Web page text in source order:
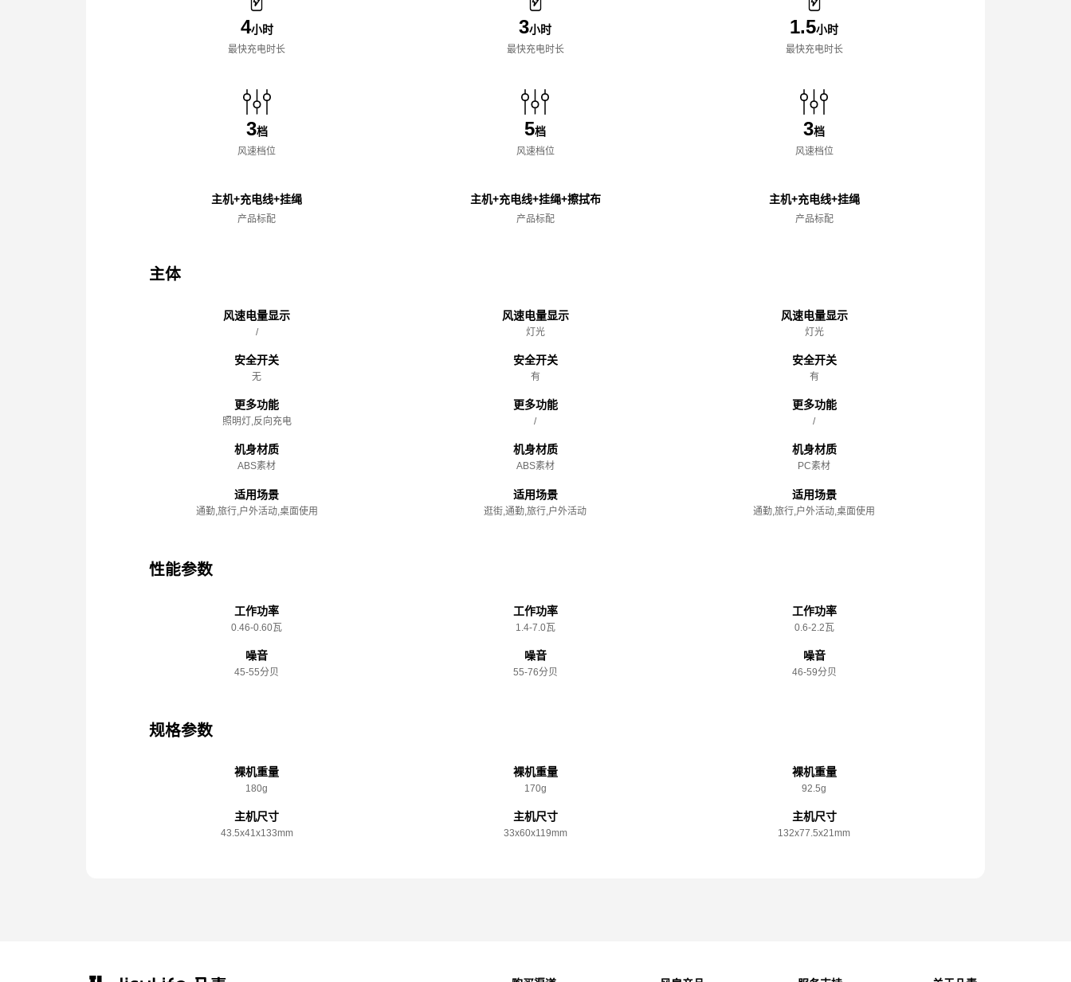
4小时
最快充电时长
3档
风速档位
主机+充电线+挂绳
产品标配
主体
风速电量显示
/
安全开关
无
更多功能
照明灯,反向充电
机身材质
ABS素材
适用场景
通勤,旅行,户外活动,桌面使用
性能参数
工作功率
0.46-0.60瓦
噪音
45-55分贝
规格参数
裸机重量
180g
主机尺寸
43.5x️41x️133mm
3小时
最快充电时长
5档
风速档位
主机+充电线+挂绳+擦拭布
产品标配
风速电量显示
灯光
安全开关
有
更多功能
/
机身材质
ABS素材
适用场景
逛街,通勤,旅行,户外活动
工作功率
1.4-7.0瓦
噪音
55-76分贝
裸机重量
170g
主机尺寸
33x️60x️119mm
1.5小时
最快充电时长
3档
风速档位
主机+充电线+挂绳
产品标配
风速电量显示
灯光
安全开关
有
更多功能
/
机身材质
PC素材
适用场景
通勤,旅行,户外活动,桌面使用
工作功率
0.6-2.2瓦
噪音
46-59分贝
裸机重量
92.5g
主机尺寸
132x️77.5x️21mm